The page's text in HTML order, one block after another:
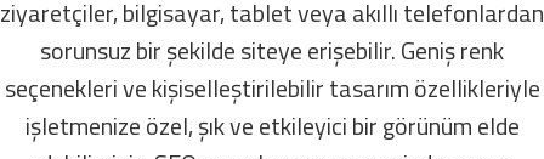
ziyaretçiler, bilgisayar, tablet veya akıllı telefonlardan
sorunsuz bir şekilde siteye erişebilir. Geniş renk
seçenekleri ve kişiselleştirilebilir tasarım özellikleriyle
işletmenize özel, şık ve etkileyici bir görünüm elde